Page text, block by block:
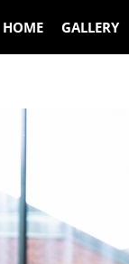
HOME GALLERY